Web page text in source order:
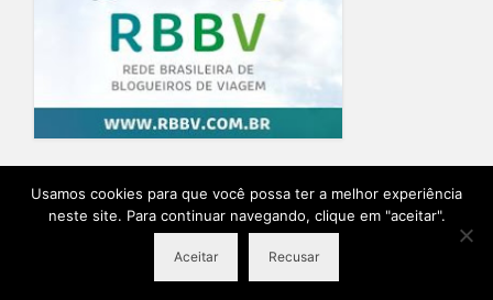
Home Blog Quem Escreve Sobre o Blog Contato
Ensaio Fotográfico na Provence Planeje sua viagem
© 2026 Destino Provence Natalia Itabayana - Desenvolvido por
Usamos cookies para que você possa ter a melhor experiência
neste site. Para continuar navegando, clique em "aceitar".
Aceitar Recusar